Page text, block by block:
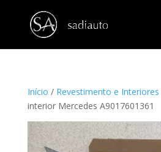
Início / Revestimento e Interiores
interior Mercedes A9017601361